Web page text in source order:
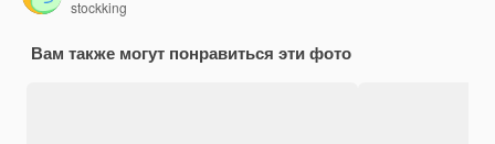
stockking
Вам также могут понравиться эти фото